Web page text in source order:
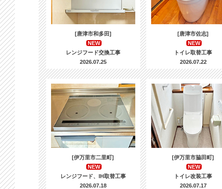
[唐津市和多田]
NEW
レンジフード交換工事
2026.07.25
[唐津市佐志]
NEW
トイレ取替工事
2026.07.22
[伊万里市二里町]
NEW
レンジフード、IH取替工事
2026.07.18
[伊万里市脇田町]
NEW
トイレ改装工事
2026.07.17